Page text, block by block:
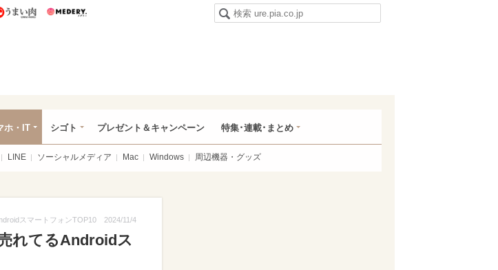
いパン うまい肉
ホ・IT シゴト プレゼント＆キャンペーン 特集･連載･まとめ
LINE ソーシャルメディア Mac Windows 周辺機器・グッズ
スマートフォンTOP10 2024/11/4
れてるAndroidス